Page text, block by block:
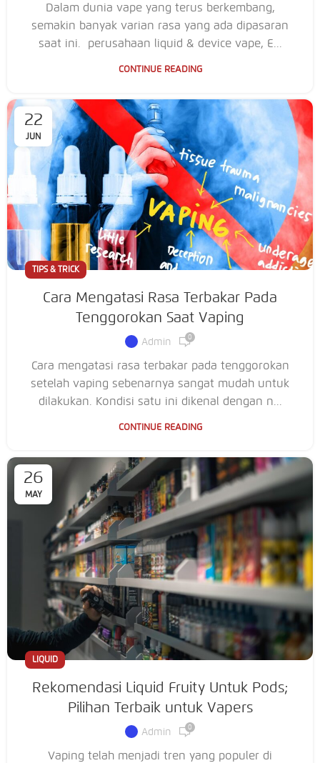
Dalam dunia vape yang terus berkembang,
semakin banyak varian rasa yang ada dipasaran
saat ini. perusahaan liquid & device vape, E...
CONTINUE READING
22
JUN
TIPS & TRICK
Cara Mengatasi Rasa Terbakar Pada
Tenggorokan Saat Vaping
Admin 0
Cara mengatasi rasa terbakar pada tenggorokan
setelah vaping sebenarnya sangat mudah untuk
dilakukan. Kondisi satu ini dikenal dengan n...
CONTINUE READING
26
MAY
LIQUID
Rekomendasi Liquid Fruity Untuk Pods;
Pilihan Terbaik untuk Vapers
Admin 0
Vaping telah menjadi tren yang populer di